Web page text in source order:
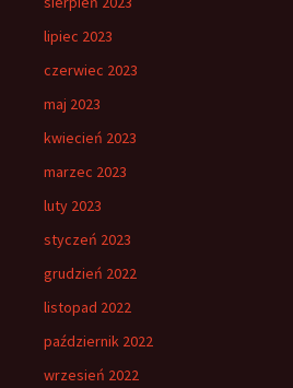
lipiec 2023
czerwiec 2023
maj 2023
kwiecień 2023
marzec 2023
luty 2023
styczeń 2023
grudzień 2022
listopad 2022
październik 2022
wrzesień 2022